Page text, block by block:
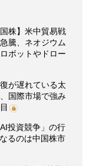
株】米中貿易戦
騰、ネオジウム
ボットやドロー
が遅れている太
国際市場で強み
投資競争」の行
るのは中国株市